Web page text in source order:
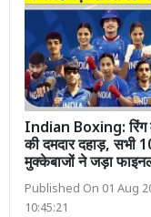
Indian Boxing: रिंग
की दमदार दहाड़, सभी
मुक्केबाजों ने जड़ा
Published On 01 Aug
10:45:21